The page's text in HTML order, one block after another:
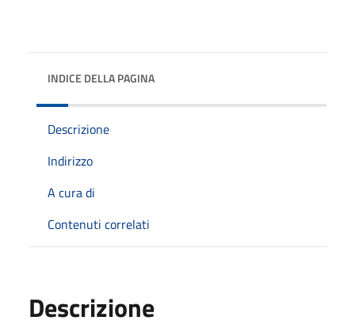
INDICE DELLA PAGINA
Descrizione
Indirizzo
A cura di
Contenuti correlati
Descrizione